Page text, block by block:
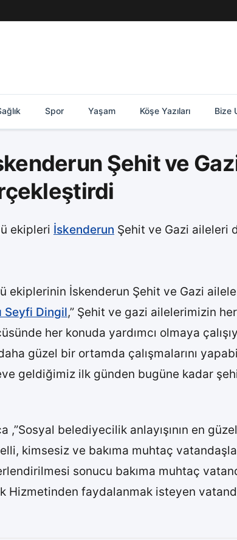
Spor Yaşam Köşe Yazıları Bize
Şehit ve
ekipleri İskenderun Şehit ve Gazi aileleri
ekiplerinin İskenderun Şehit ve Gazi
Seyfi Dingil,” Şehit ve gazi ailelerimizin her
her konuda yardımcı olmaya
güzel bir ortamda çalışmalarını
geldiğimiz ilk günden bugüne kadar
,”Sosyal belediyecilik anlayışının en
kimsesiz ve bakıma muhtaç
sonucu bakıma muhtaç
Hizmetinden faydalanmak isteyen